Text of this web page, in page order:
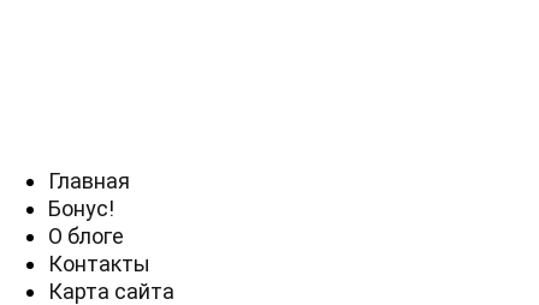
Главная
Бонус!
О блоге
Контакты
Карта сайта